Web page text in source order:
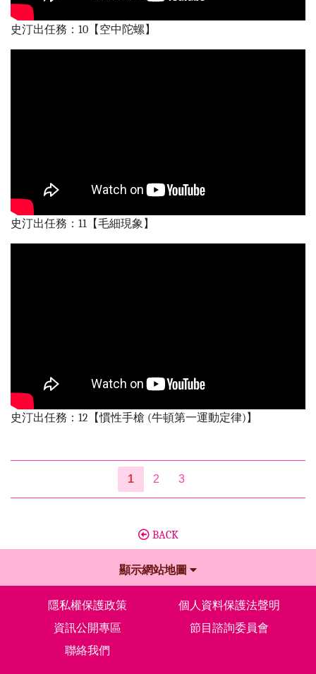
史汀出任務：10【空中陀螺】
史汀出任務：11【毛細現象】
史汀出任務：12【慣性手槍 (牛頓第一運動定律)】
1 2 3
BACK
顯示網站地圖
隱私權保護政策
個人資料保護法聲明
資訊公開專區
節目諮詢委員會
聯絡我們